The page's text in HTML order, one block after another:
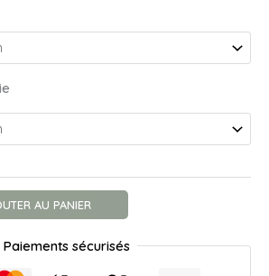
AU PANIER
Paiements sécurisés